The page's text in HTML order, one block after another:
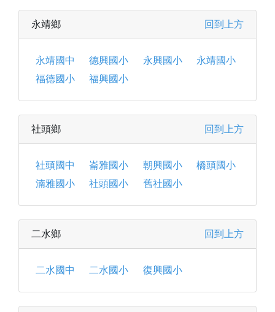
回到上方
永靖鄉
永靖國中 德興國小 永興國小
永靖國小
福德國小
福興國小
回到上方
社頭鄉
社頭國中 崙雅國小 朝興國小
橋頭國小
湳雅國小
社頭國小 舊社國小
回到上方
二水鄉
二水國中 二水國小 復興國小